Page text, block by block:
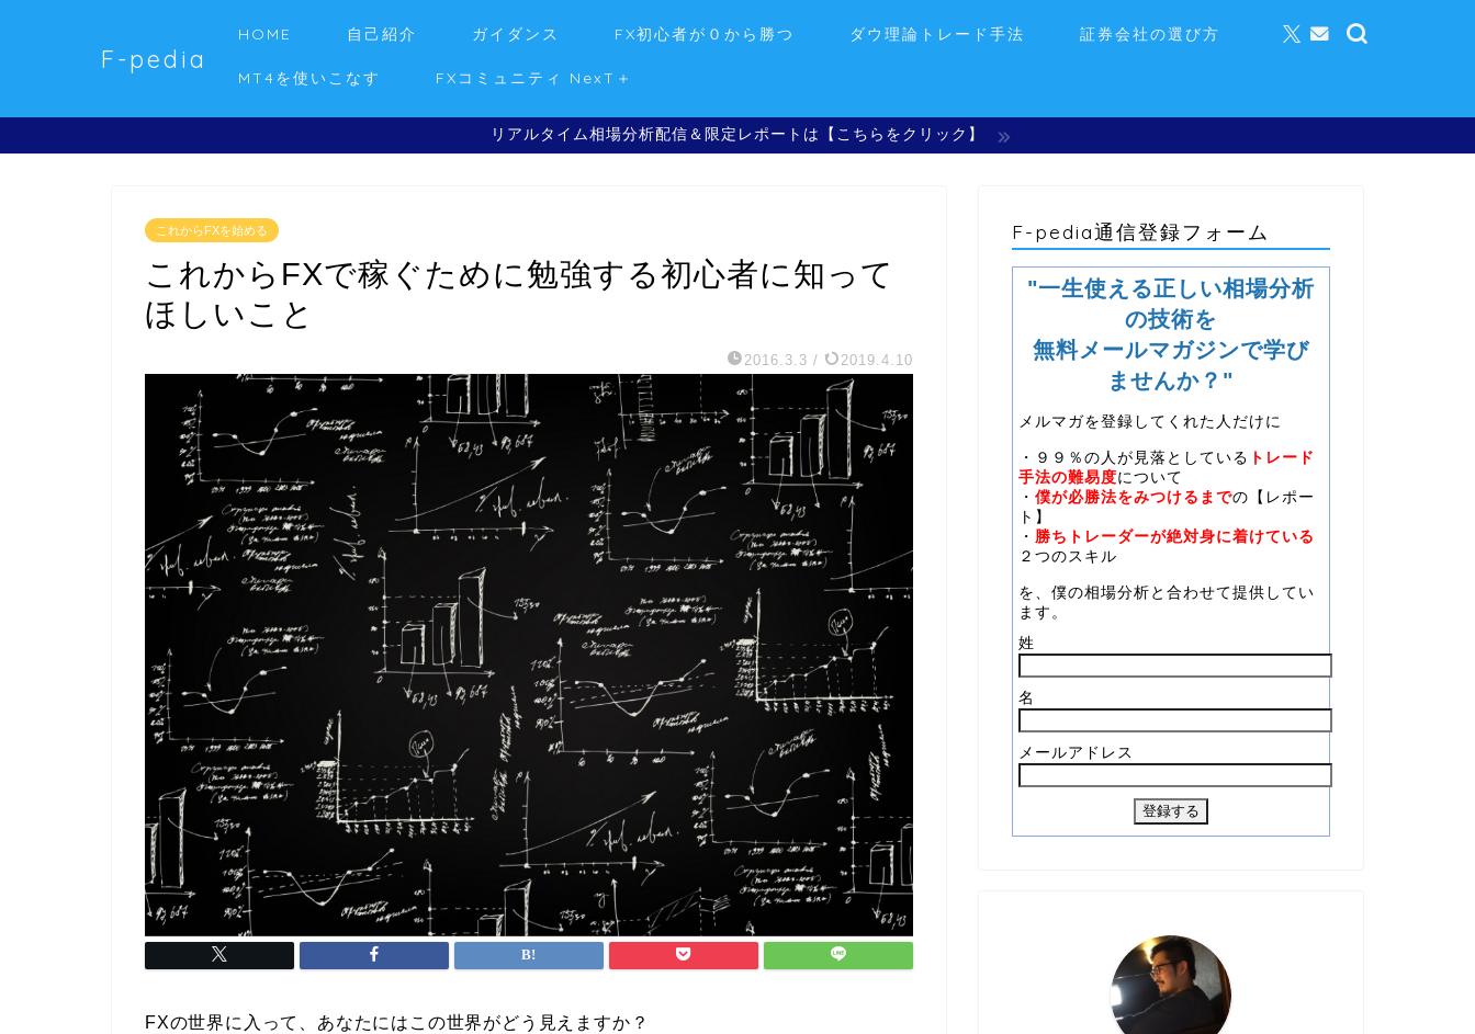
F-pedia
HOME 自己紹介 ガイダンス FX初心者が０から勝つ ダウ理論トレード手法 証券会社の選び方
MT4を使いこなす FXコミュニティ NexT＋
リアルタイム相場分析配信＆限定レポートは【こちらをクリック】
これからFXを始める
これからFXで稼ぐために勉強する初心者に知って
ほしいこと
2016.3.3 / 2019.4.10
FXの世界に入って、あなたにはこの世界がどう見えますか？
F-pedia通信登録フォーム
"一生使える正しい相場分析
の技術を
無料メールマガジンで学び
ませんか？"
メルマガを登録してくれた人だけに
・９９％の人が見落としている トレード
手法の難易度について
・ 僕が必勝法をみつけるまでの【レポー
ト】
・ 勝ちトレーダーが絶対身に着けている
２つのスキル
を、僕の相場分析と合わせて提供してい
ます。
姓
名
メールアドレス